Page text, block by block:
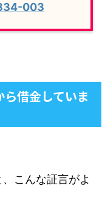
003
借金していま
こんな証言がよ